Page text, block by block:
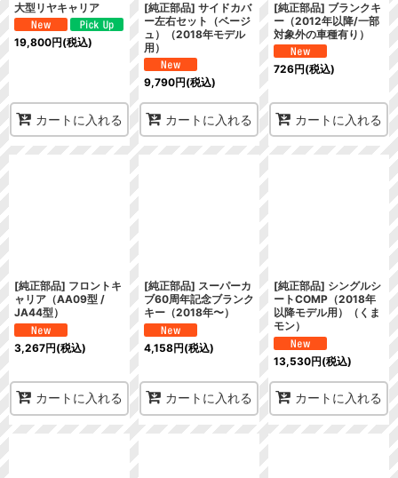
大型リヤキャリア
19,800円(税込)
カートに入れる
[純正部品] サイドカバ
ー左右セット（ベージ
ュ）（2018年モデル
用）
9,790円(税込)
カートに入れる
[純正部品] ブランクキ
ー（2012年以降/一部
対象外の車種有り）
726円(税込)
カートに入れる
[純正部品] フロントキ
ャリア（AA09型 /
JA44型）
3,267円(税込)
カートに入れる
[純正部品] スーパーカ
ブ60周年記念ブランク
キー（2018年〜）
4,158円(税込)
カートに入れる
[純正部品] シングルシ
ートCOMP（2018年
以降モデル用）（くま
モン）
13,530円(税込)
カートに入れる